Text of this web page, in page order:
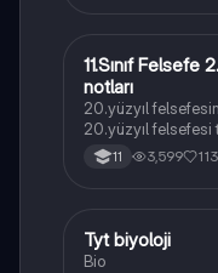
Felsefe
11.Sınıf Felsefe
notları
20.yüzyıl
20.yüzyıl felsefesi
konularını
11 3,599 113
Biyoloji
Tyt biyoloji
Bio